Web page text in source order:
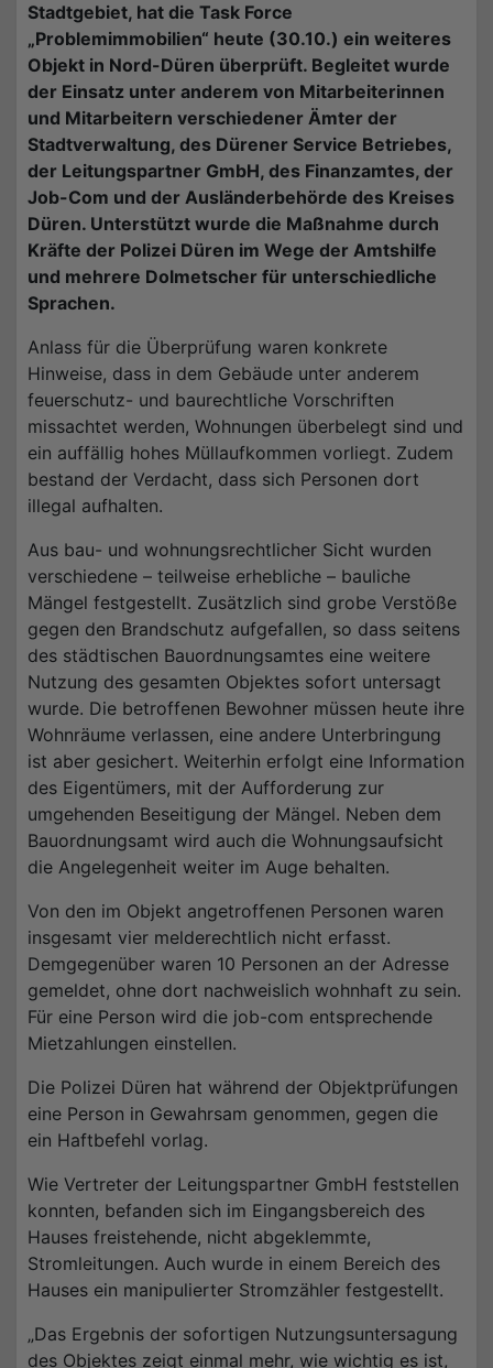
Stadtgebiet, hat die Task Force
„Problemimmobilien“ heute (30.10.) ein weiteres
Objekt in Nord-Düren überprüft. Begleitet wurde
der Einsatz unter anderem von Mitarbeiterinnen
und Mitarbeitern verschiedener Ämter der
Stadtverwaltung, des Dürener Service Betriebes,
der Leitungspartner GmbH, des Finanzamtes, der
Job-Com und der Ausländerbehörde des Kreises
Düren. Unterstützt wurde die Maßnahme durch
Kräfte der Polizei Düren im Wege der Amtshilfe
und mehrere Dolmetscher für unterschiedliche
Sprachen.
Anlass für die Überprüfung waren konkrete
Hinweise, dass in dem Gebäude unter anderem
feuerschutz- und baurechtliche Vorschriften
missachtet werden, Wohnungen überbelegt sind und
ein auffällig hohes Müllaufkommen vorliegt. Zudem
bestand der Verdacht, dass sich Personen dort
illegal aufhalten.
Aus bau- und wohnungsrechtlicher Sicht wurden
verschiedene – teilweise erhebliche – bauliche
Mängel festgestellt. Zusätzlich sind grobe Verstöße
gegen den Brandschutz aufgefallen, so dass seitens
des städtischen Bauordnungsamtes eine weitere
Nutzung des gesamten Objektes sofort untersagt
wurde. Die betroffenen Bewohner müssen heute ihre
Wohnräume verlassen, eine andere Unterbringung
ist aber gesichert. Weiterhin erfolgt eine Information
des Eigentümers, mit der Aufforderung zur
umgehenden Beseitigung der Mängel. Neben dem
Bauordnungsamt wird auch die Wohnungsaufsicht
die Angelegenheit weiter im Auge behalten.
Von den im Objekt angetroffenen Personen waren
insgesamt vier melderechtlich nicht erfasst.
Demgegenüber waren 10 Personen an der Adresse
gemeldet, ohne dort nachweislich wohnhaft zu sein.
Für eine Person wird die job-com entsprechende
Mietzahlungen einstellen.
Die Polizei Düren hat während der Objektprüfungen
eine Person in Gewahrsam genommen, gegen die
ein Haftbefehl vorlag.
Wie Vertreter der Leitungspartner GmbH feststellen
konnten, befanden sich im Eingangsbereich des
Hauses freistehende, nicht abgeklemmte,
Stromleitungen. Auch wurde in einem Bereich des
Hauses ein manipulierter Stromzähler festgestellt.
„Das Ergebnis der sofortigen Nutzungsuntersagung
des Objektes zeigt einmal mehr, wie wichtig es ist,